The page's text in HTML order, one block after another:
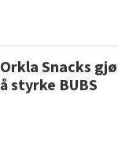
Orkla Snacks
å styrke BUBS